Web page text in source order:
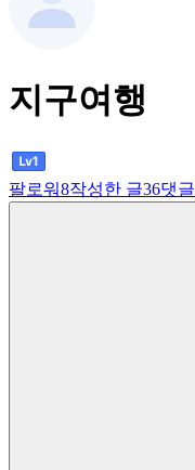
지구여행
팔로워8작성한 글36댓글